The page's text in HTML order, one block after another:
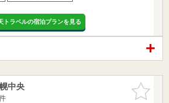
トラベルの宿泊プランを見る
お気に入
りに追加
中央